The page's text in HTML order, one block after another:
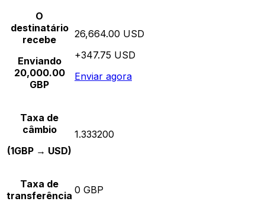
O
destinatário
recebe
Enviando
20,000.00
GBP
26,664.00 USD
+347.75 USD
Enviar agora
Taxa de
câmbio
(1GBP → USD)
1.333200
Taxa de
transferência 0 GBP